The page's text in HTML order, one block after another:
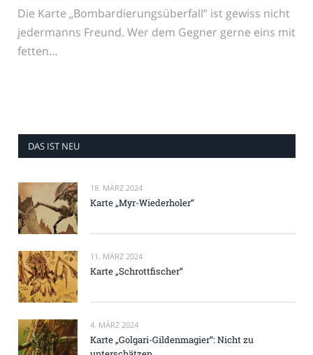
Die Karte „Bombardierungsüberfall“ ist gewiss nicht
jedermanns Freund. Wer dem Gegner gerne eins mit
fetten…
DAS IST NEU
18. MÄRZ 2024
Karte „Myr-Wiederholer“
11. MÄRZ 2024
Karte „Schrottfischer“
4. MÄRZ 2024
Karte „Golgari-Gildenmagier“: Nicht zu